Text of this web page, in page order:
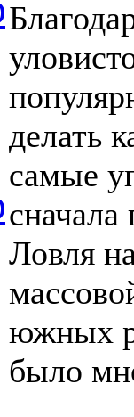
делать
самые
Ловля
южных
было